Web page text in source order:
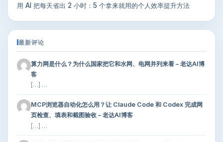
用 AI 把每天省出 2 小时：5 个拿来就用的个人效率提升方法
最新评论
算力网是什么？为什么国家把它和水网、电网并列来看 – 老达AI博
客
[…] …
MCP浏览器自动化怎么用？让 Claude Code 和 Codex 完成网
页检查、填表和截图验收 – 老达AI博客
[…] …